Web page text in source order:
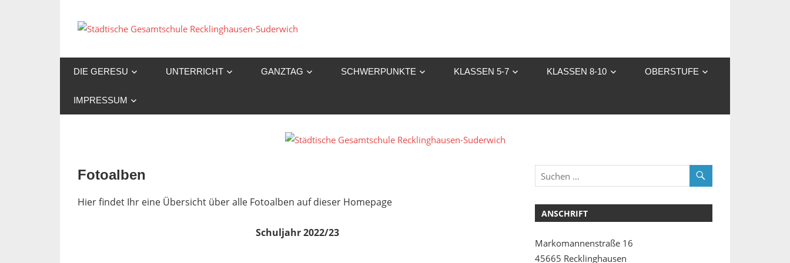
Inhalt
Gesamtschule
Suderwich
DIE GERESU UNTERRICHT GANZTAG SCHWERPUNKTE KLASSEN 5-7 KLASSEN 8-10 OBERSTUFE
IMPRESSUM
Fotoalben
Hier findet Ihr eine Übersicht über alle Fotoalben auf dieser Homepage
Schuljahr 2022/23
ANSCHRIFT
Markomannenstraße 16
45665 Recklinghausen